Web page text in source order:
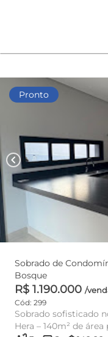
Pronto
chevron_left
Sobrado de Condomínio Residencial Hera no
Bosque
R$ 1.190.000 /
Cód: 299
Sobrado sofisticado no
Hera – 140m² de área privativa Este sobrado lindíssimo